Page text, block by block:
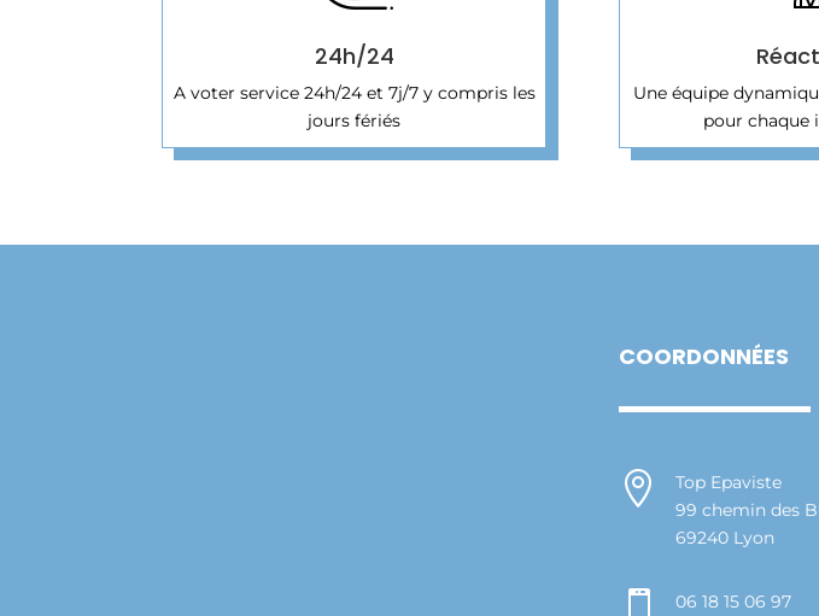
24h/24
A voter service 24h/24 et 7j/7 y compris les
jours fériés
Une équipe
pour chaque
COORDONNÉES

Top Epaviste
99 chemin des
69240 Lyon
 06 18 15 06 97